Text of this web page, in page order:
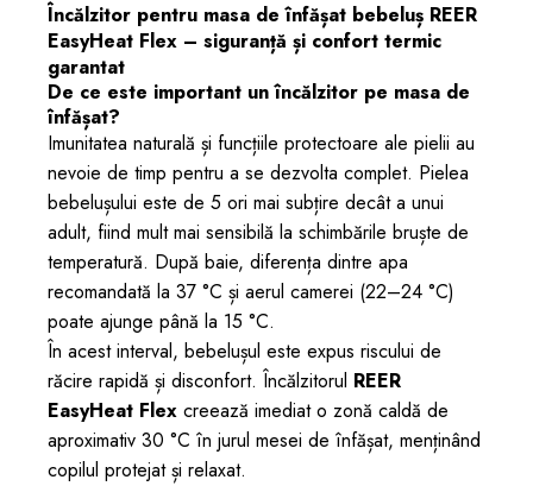
Încălzitor pentru masa de înfășat bebeluș REER
EasyHeat Flex – siguranță și confort termic
garantat
De ce este important un încălzitor pe masa de
înfășat?
Imunitatea naturală și funcțiile protectoare ale pielii au
nevoie de timp pentru a se dezvolta complet. Pielea
bebelușului este de 5 ori mai subțire decât a unui
adult, fiind mult mai sensibilă la schimbările bruște de
temperatură. După baie, diferența dintre apa
recomandată la 37 °C și aerul camerei (22–24 °C)
poate ajunge până la 15 °C.
În acest interval, bebelușul este expus riscului de
răcire rapidă și disconfort. Încălzitorul REER
EasyHeat Flex creează imediat o zonă caldă de
aproximativ 30 °C în jurul mesei de înfășat, menținând
copilul protejat și relaxat.